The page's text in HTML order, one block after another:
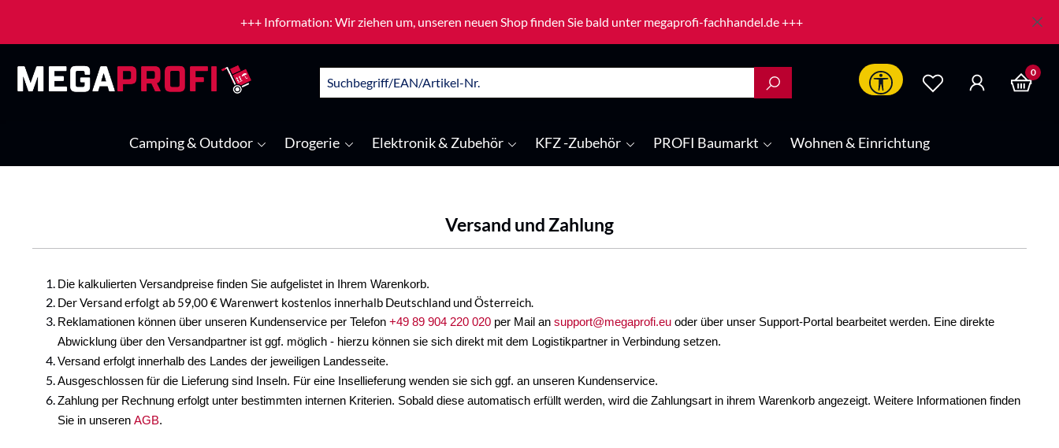
+++ Information: Wir ziehen um, unseren neuen Shop finden Sie bald unter megaprofi-fachhandel.de +++
Werkzeugleiste anzeigen
0
Camping & Outdoor Drogerie Elektronik & Zubehör KFZ -Zubehör PROFI Baumarkt Wohnen & Einrichtung
Versand und Zahlung
Die kalkulierten Versandpreise finden Sie aufgelistet in Ihrem Warenkorb.
Der Versand erfolgt ab 59,00 € Warenwert kostenlos innerhalb Deutschland und Österreich.
Reklamationen können über unseren Kundenservice per Telefon +49 89 904 220 020 per Mail an support@megaprofi.eu oder über unser Support-Portal bearbeitet werden. Eine direkte
Abwicklung über den Versandpartner ist ggf. möglich - hierzu können sie sich direkt mit dem Logistikpartner in Verbindung setzen.
Versand erfolgt innerhalb des Landes der jeweiligen Landesseite.
Ausgeschlossen für die Lieferung sind Inseln. Für eine Insellieferung wenden sie sich ggf. an unseren Kundenservice.
Zahlung per Rechnung erfolgt unter bestimmten internen Kriterien. Sobald diese automatisch erfüllt werden, wird die Zahlungsart in ihrem Warenkorb angezeigt. Weitere Informationen finden
Sie in unseren AGB.